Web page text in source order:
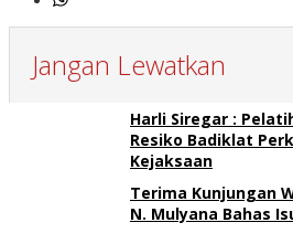
Jangan Lewatkan
Harli Siregar :
Resiko Badiklat
Kejaksaan
Terima Kunjungan
N. Mulyana Bahas